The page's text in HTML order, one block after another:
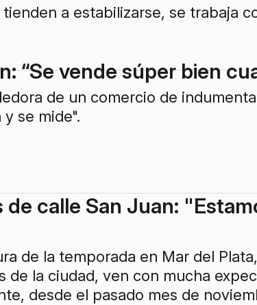
a estabilizarse, se trabaja
“Se vende súper bien
de un comercio de
se mide".
calle San Juan:
de la temporada en Mar del
de la ciudad, ven con mucha
desde el pasado mes de